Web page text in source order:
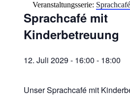
Veranstaltungsserie:
Sprachcafé mit
Kinderbetreuung
12. Juli 2029 - 16:00 - 18:00
Unser Sprachcafé mit